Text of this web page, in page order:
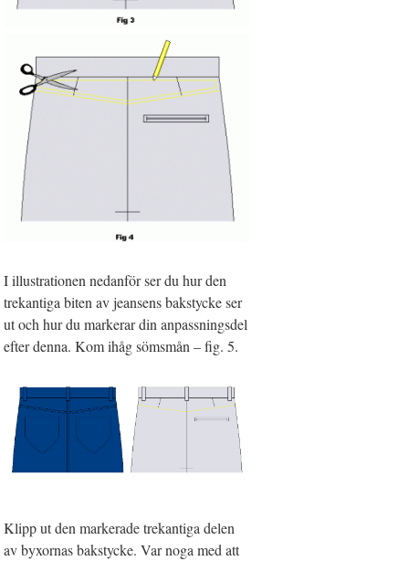
I illustrationen nedanför ser du hur den
trekantiga biten av jeansens bakstycke ser
ut och hur du markerar din anpassningsdel
efter denna. Kom ihåg sömsmån – fig. 5.
Klipp ut den markerade trekantiga delen
av byxornas bakstycke. Var noga med att